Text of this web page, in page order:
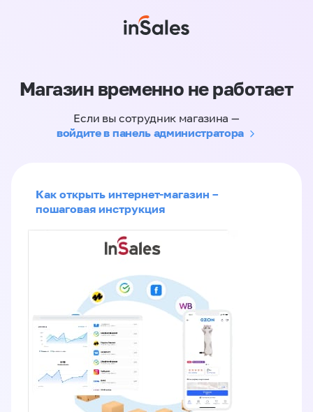
Магазин временно не работает
Если вы сотрудник магазина —
войдите в панель администратора
Как открыть интернет-магазин –
пошаговая инструкция